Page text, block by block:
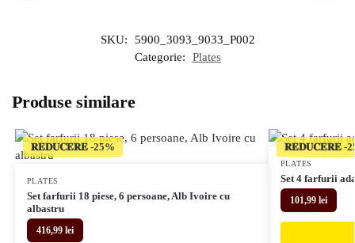
SKU:
5900_3093_9033_P002
Categorie:
Plates
Produse similare
𝐑𝐄𝐃𝐔𝐂𝐄𝐑𝐄
PLATES
Set farfurii 18 piese, 6 persoane, Alb Ivoire cu
albastru
416,99 lei
𝐑𝐄𝐃𝐔𝐂𝐄𝐑𝐄
PLATES
Set 4 farfurii
101,99 lei